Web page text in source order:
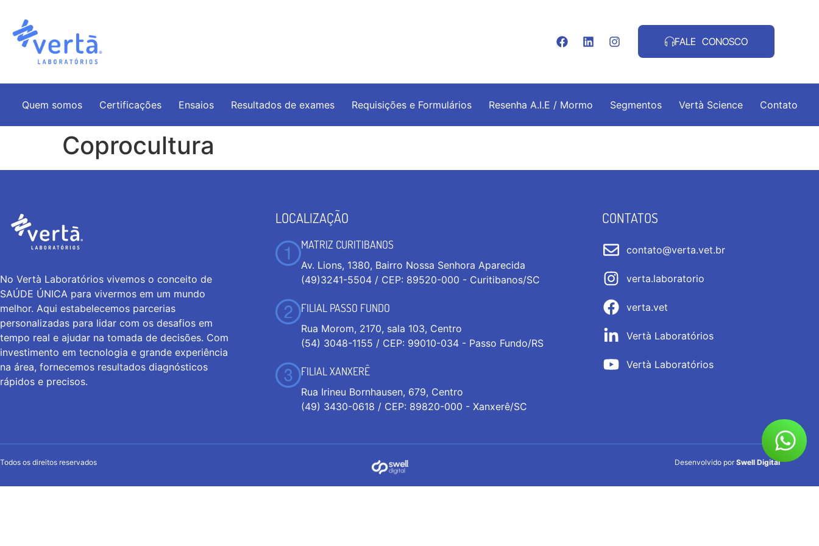
FALE CONOSCO
Quem somos Certificações Ensaios Resultados de exames Requisições e Formulários Resenha A.I.E / Mormo Segmentos Vertà Science Contato
Coprocultura
No Vertà Laboratórios vivemos o conceito de
SAÚDE ÚNICA para vivermos em um mundo
melhor. Aqui estabelecemos parcerias
personalizadas para lidar com os desafios em
tempo real e ajudar na tomada de decisões. Com
investimento em tecnologia e grande experiência
na área, fornecemos resultados diagnósticos
rápidos e precisos.
LOCALIZAÇÃO
MATRIZ CURITIBANOS
Av. Lions, 1380, Bairro Nossa Senhora Aparecida
(49)3241-5504 / CEP: 89520-000 - Curitibanos/SC
FILIAL PASSO FUNDO
Rua Morom, 2170, sala 103, Centro
(54) 3048-1155 / CEP: 99010-034 - Passo Fundo/RS
FILIAL XANXERÊ
Rua Irineu Bornhausen, 679, Centro
(49) 3430-0618 / CEP: 89820-000 - Xanxerê/SC
CONTATOS
contato@verta.vet.br
verta.laboratorio
verta.vet
Vertà Laboratórios
Vertà Laboratórios
Todos os direitos reservados Desenvolvido por Swell Digital